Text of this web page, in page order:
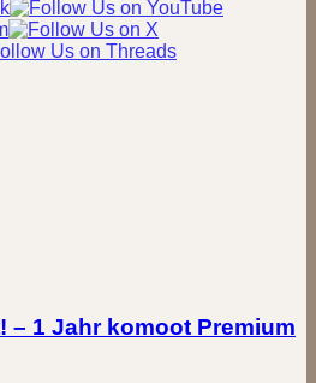
– 1 Jahr komoot Premium